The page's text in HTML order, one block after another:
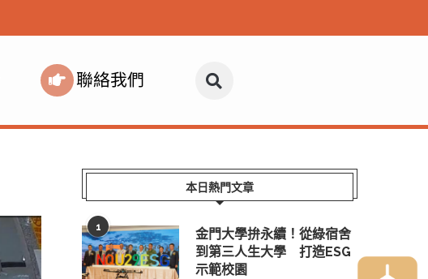
聯絡我們
本日熱門文章
1
金門大學拚永續！從綠宿舍
到第三人生大學 打造ESG
示範校園